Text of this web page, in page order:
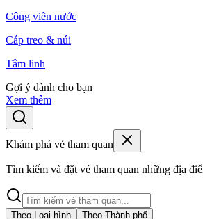
Công viên nước
Cáp treo & núi
Tâm linh
Gợi ý dành cho bạn
Xem thêm
Khám phá vé tham quan
Tìm kiếm và đặt vé tham quan những địa
Theo Loại hình Theo Thành phố